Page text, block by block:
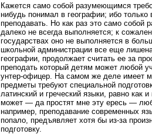
Кажется само собой разумеющимся
нибудь понимал в географии; ибо
преподавать. Но как раз это само собой
далеко не всегда выполняется; к
государствах оно не выполняется в
школьной администрации все еще
географии, продолжает считать ее за
преподать который детям может любой
унтер-офицер. На самом же деле имеет
предметы требуют специальной
латинский и грече­ский языки, равно как
может — да простят мне эту ересь —
например, пре­подавание современных
попало, предъявляет хотя бы из-за
подготовку.